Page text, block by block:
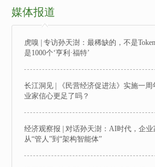
媒体报道
虎嗅 | 专访孙天澍：最稀缺的，不是
是1000个‘亨利·福特’
长江洞见 | 《民营经济促进法》实施一周
业家信心更足了吗？
经济观察报 | 对话孙天澍：AI时代，企业
从“管人”到“架构智能体”